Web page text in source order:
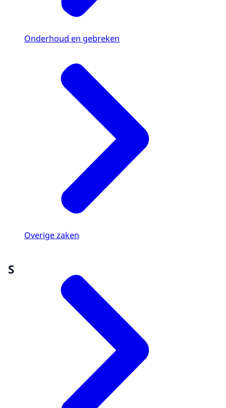
Onderhoud en gebreken
Overige zaken
S